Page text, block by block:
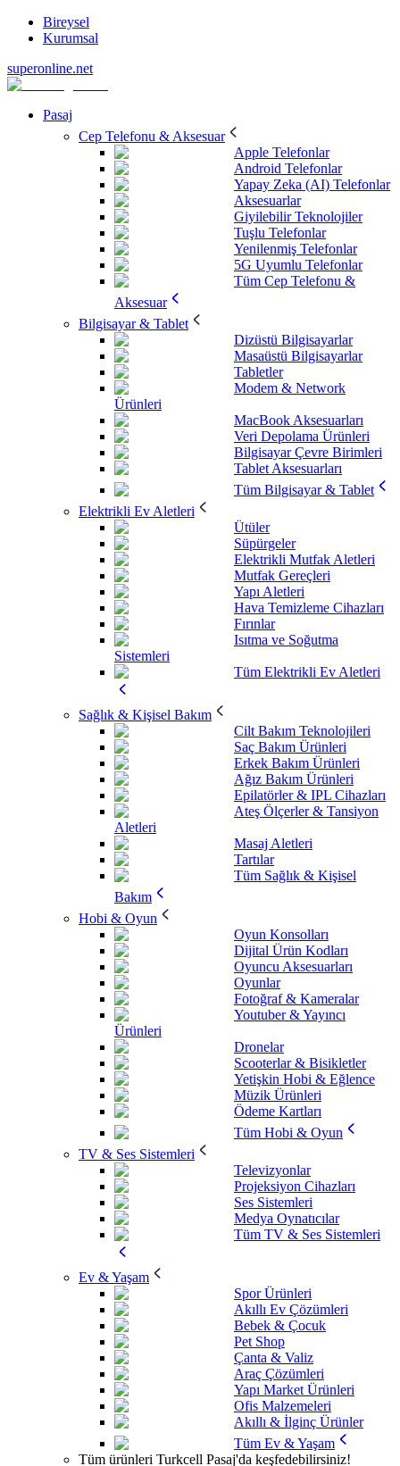
Bireysel
Kurumsal
superonline.net
Pasaj
Cep Telefonu & Aksesuar
Apple Telefonlar
Android Telefonlar
Yapay Zeka (AI) Telefonlar
Aksesuarlar
Giyilebilir Teknolojiler
Tuşlu Telefonlar
Yenilenmiş Telefonlar
5G Uyumlu Telefonlar
Tüm Cep Telefonu &
Aksesuar
Bilgisayar & Tablet
Dizüstü Bilgisayarlar
Masaüstü Bilgisayarlar
Tabletler
Modem & Network
Ürünleri
MacBook Aksesuarları
Veri Depolama Ürünleri
Bilgisayar Çevre Birimleri
Tablet Aksesuarları
Tüm Bilgisayar & Tablet
Elektrikli Ev Aletleri
Ütüler
Süpürgeler
Elektrikli Mutfak Aletleri
Mutfak Gereçleri
Yapı Aletleri
Hava Temizleme Cihazları
Fırınlar
Isıtma ve Soğutma
Sistemleri
Tüm Elektrikli Ev Aletleri
Sağlık & Kişisel Bakım
Cilt Bakım Teknolojileri
Saç Bakım Ürünleri
Erkek Bakım Ürünleri
Ağız Bakım Ürünleri
Epilatörler & IPL Cihazları
Ateş Ölçerler & Tansiyon
Aletleri
Masaj Aletleri
Tartılar
Tüm Sağlık & Kişisel
Bakım
Hobi & Oyun
Oyun Konsolları
Dijital Ürün Kodları
Oyuncu Aksesuarları
Oyunlar
Fotoğraf & Kameralar
Youtuber & Yayıncı
Ürünleri
Dronelar
Scooterlar & Bisikletler
Yetişkin Hobi & Eğlence
Müzik Ürünleri
Ödeme Kartları
Tüm Hobi & Oyun
TV & Ses Sistemleri
Televizyonlar
Projeksiyon Cihazları
Ses Sistemleri
Medya Oynatıcılar
Tüm TV & Ses Sistemleri
Ev & Yaşam
Spor Ürünleri
Akıllı Ev Çözümleri
Bebek & Çocuk
Pet Shop
Çanta & Valiz
Araç Çözümleri
Yapı Market Ürünleri
Ofis Malzemeleri
Akıllı & İlginç Ürünler
Tüm Ev & Yaşam
Tüm ürünleri Turkcell Pasaj'da keşfedebilirsiniz!